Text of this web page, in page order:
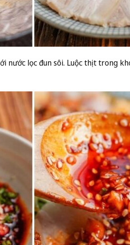
nước lọc đun sôi. Luộc thịt trong